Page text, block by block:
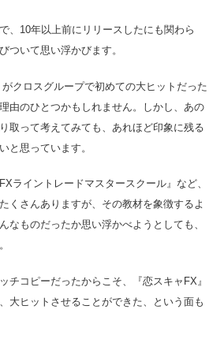
、10年以上前にリリースしたにも関わら
ついて思い浮かびます。
クロスグループで初めての大ヒットだった
由のひとつかもしれません。しかし、あの
取って考えてみても、あれほど印象に残る
と思っています。
ライントレードマスタースクール』など、
くさんありますが、その教材を象徴するよ
なものだったか思い浮かべようとしても、
チコピーだったからこそ、『恋スキャFX』
大ヒットさせることができた、という面も